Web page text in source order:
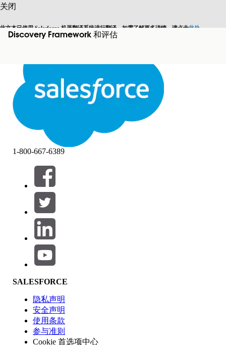
关闭
此文本已使用 Salesforce 机器翻译系统进行翻译。如需了解更多详情，请点击此处
切换为英语 而非现在
关闭关闭
Discovery Framework 和评估
筛选器 (0)
选择筛选器
产品区域
功能影响
1-800-667-6389
SALESFORCE
隐私声明
安全声明
使用条款
参与准则
Cookie 首选项中心